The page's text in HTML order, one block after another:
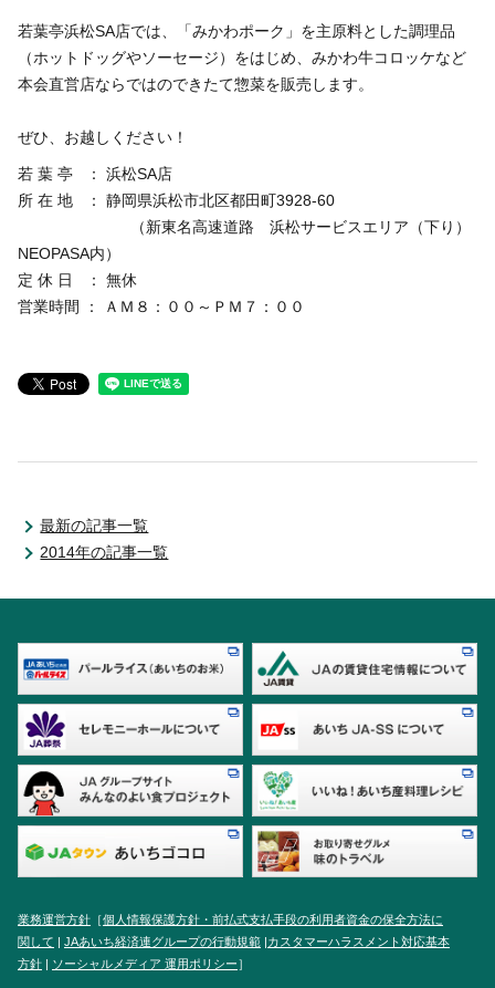
広報誌「かけはし」
お問い合わせ
直営飲食店
JA-SS
JA葬祭
直営店のご紹介
「あいちJA-SS」公式サイト
「JA葬祭あいち」紹介ページ
JAの賃貸住宅
JAタウン「あいちゴコロ」
青果物の市況概要
牛肉・豚肉・鶏卵を生産の皆様へ
畜産・お肉市況表一覧
農畜産物衛生研究所
肥料・農薬について
肥料＆農薬通信
安心・安全の取り組みについて
生産履歴管理システム
若葉亭浜松SA店では、「みかわポーク」を主原料とした調理品
（ホットドッグやソーセージ）をはじめ、みかわ牛コロッケなど
本会直営店ならではのできたて惣菜を販売します。
ぜひ、お越しください！
若 葉 亭 ： 浜松SA店
所 在 地 ： 静岡県浜松市北区都田町3928-60
（新東名高速道路 浜松サービスエリア（下り）
NEOPASA内）
定 休 日 ： 無休
営業時間 ： ＡＭ８：００～ＰＭ７：００
最新の記事一覧
2014年の記事一覧
業務運営方針 ［個人情報保護方針・前払式支払手段の利用者資金の保全方法に
関して
JAあいち経済連グループの行動規範 カスタマーハラスメント対応基本
方針
ソーシャルメディア 運用ポリシー］